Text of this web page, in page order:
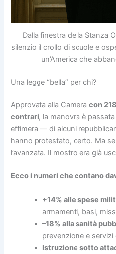
Dalla finestra della Stanza
silenzio il crollo di scuole e
un’America che
Una legge “bella” per chi?
Approvata alla Cameracon
contrari, la manovra è
effimera — di alcuni
hanno protestato, certo. Ma
l’avanzata. Il mostro era già
Ecco i numeri che contano
+14% alle spese
armamenti, basi,
–18% alla sanità
prevenzione e servizi
Istruzione sotto